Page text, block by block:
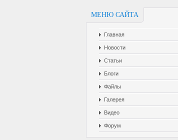
МЕНЮ САЙТА
Главная
Новости
Статьи
Блоги
Файлы
Галерея
Видео
Форум